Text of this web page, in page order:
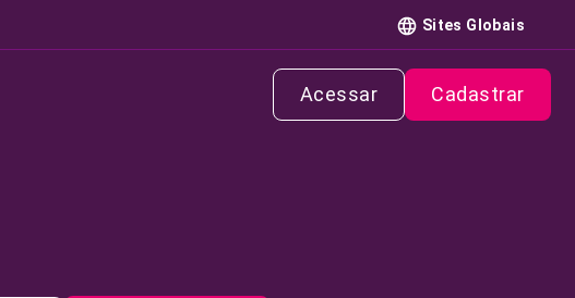
Sites Globais
Acessar Cadastrar